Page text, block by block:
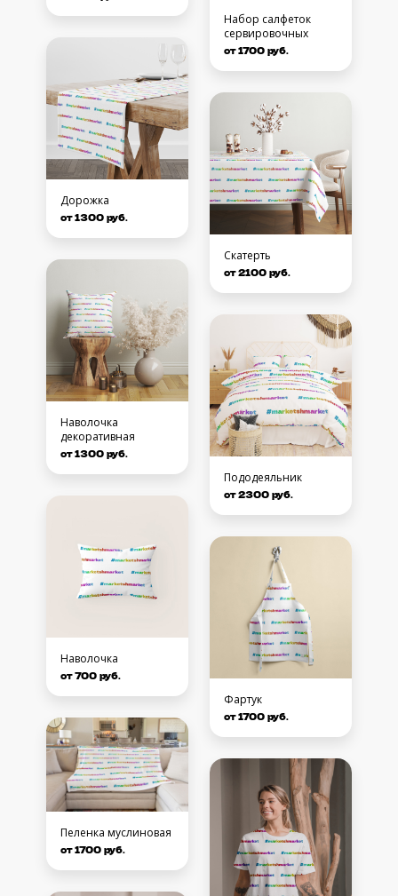
Дорожка
от 1300 руб.
Наволочка
декоративная
от 1300 руб.
Наволочка
от 700 руб.
Пеленка муслиновая
от 1700 руб.
Набор салфеток
сервировочных
от 1700 руб.
Скатерть
от 2100 руб.
Пододеяльник
от 2300 руб.
Фартук
от 1700 руб.